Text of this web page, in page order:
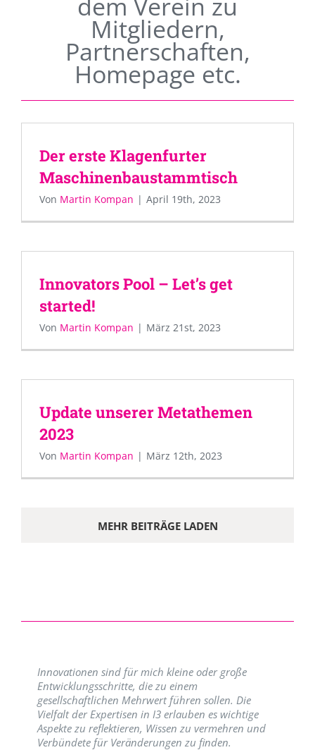
Mitgliedern,
Partnerschaften,
Homepage etc.
Der erste Klagenfurter
Maschinenbaustammtisch
Von Martin Kompan | April 19th, 2023
Innovators Pool – Let’s get
started!
Von Martin Kompan | März 21st, 2023
Update unserer Metathemen
2023
Von Martin Kompan | März 12th, 2023
MEHR BEITRÄGE LADEN
Innovationen sind für mich kleine oder große
Entwicklungsschritte, die zu einem
gesellschaftlichen Mehrwert führen sollen. Die
Vielfalt der Expertisen in I3 erlauben es wichtige
Aspekte zu reflektieren, Wissen zu vermehren und
Verbündete für Veränderungen zu finden.